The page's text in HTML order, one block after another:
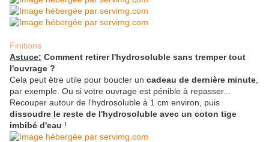
Finitions
Astuce: Comment retirer l'hydrosoluble sans tremper tout
l'ouvrage ?
Cela peut être utile pour boucler un cadeau de dernière minute
par exemple. Ou si votre ouvrage est pénible à repasser...
Recouper autour de l'hydrosoluble à 1 cm environ, puis
dissoudre le reste de l'hydrosoluble avec un coton tige
imbibé d'eau !